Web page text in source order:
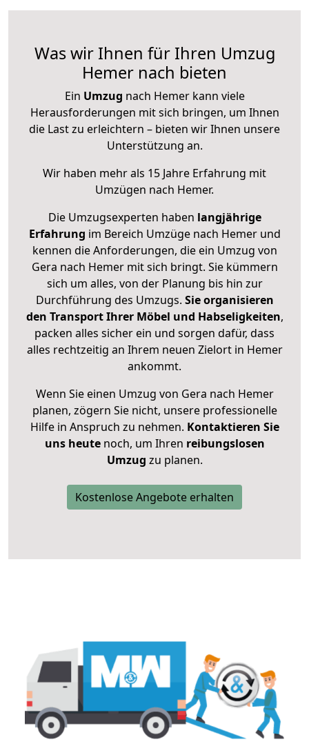
Was wir Ihnen für Ihren Umzug
Hemer nach bieten
Ein Umzug nach Hemer kann viele
Herausforderungen mit sich bringen, um Ihnen
die Last zu erleichtern – bieten wir Ihnen unsere
Unterstützung an.
Wir haben mehr als 15 Jahre Erfahrung mit
Umzügen nach Hemer.
Die Umzugsexperten haben langjährige
Erfahrung im Bereich Umzüge nach Hemer und
kennen die Anforderungen, die ein Umzug von
Gera nach Hemer mit sich bringt. Sie kümmern
sich um alles, von der Planung bis hin zur
Durchführung des Umzugs. Sie organisieren
den Transport Ihrer Möbel und Habseligkeiten,
packen alles sicher ein und sorgen dafür, dass
alles rechtzeitig an Ihrem neuen Zielort in Hemer
ankommt.
Wenn Sie einen Umzug von Gera nach Hemer
planen, zögern Sie nicht, unsere professionelle
Hilfe in Anspruch zu nehmen. Kontaktieren Sie
uns heutenoch, um Ihren reibungslosen
Umzug zu planen.
Kostenlose Angebote erhalten